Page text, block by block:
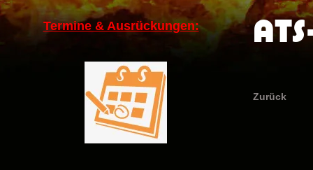
Termine & Ausrückungen:
Zurück